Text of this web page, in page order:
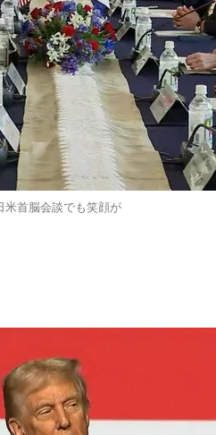
米首脳会談でも笑顔が